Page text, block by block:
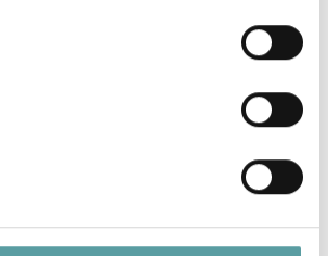
selveiertomter til